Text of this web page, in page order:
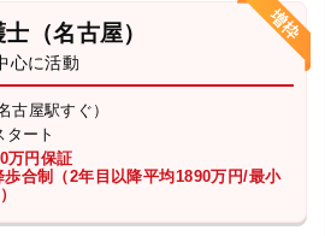
（名古屋）
心に活動
古屋駅すぐ）
タート
万円保証
歩合制（2年目以降平均1890万円/最小